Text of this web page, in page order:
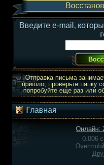
Введите e-mail,
Отправка письма
пришло, проверьте папку
попробуйте еще раз или
Главная
Онлайн:
0.006